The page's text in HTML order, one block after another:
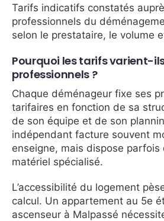
Tarifs indicatifs constatés
professionnels du
selon le prestataire, le volume
Pourquoi les tarifs varient-
professionnels ?
Chaque déménageur fixe ses
tarifaires en fonction de sa
de son équipe et de son
indépendant facture souvent
enseigne, mais dispose parfois
matériel spécialisé.
L’accessibilité du logement
calcul. Un appartement au 5e
ascenseur à Malpassé